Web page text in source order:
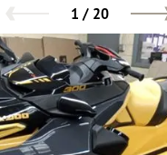
комментарии
1 / 20